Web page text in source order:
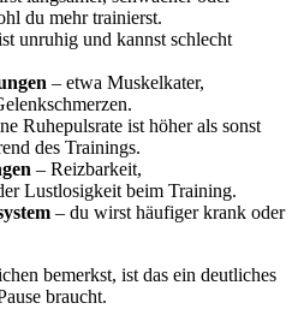
du mehr trainierst.
unruhig und kannst schlecht
– etwa Muskelkater,
Ruhepulsrate ist höher als sonst
des Trainings.
– Reizbarkeit,
Lustlosigkeit beim Training.
– du wirst häufiger krank oder
bemerkst, ist das ein deutliches
braucht.